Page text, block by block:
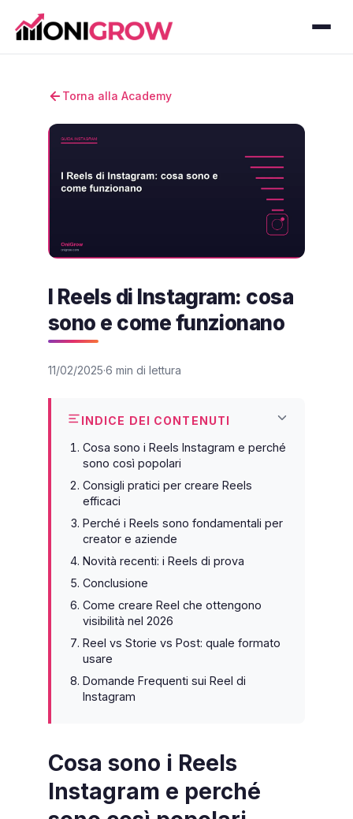
Torna alla Academy
I Reels di Instagram: cosa
sono e come funzionano
11/02/2025 6 min di lettura
INDICE DEI CONTENUTI
Cosa sono i Reels Instagram e perché
sono così popolari
Consigli pratici per creare Reels
efficaci
Perché i Reels sono fondamentali per
creator e aziende
Novità recenti: i Reels di prova
Conclusione
Come creare Reel che ottengono
visibilità nel 2026
Reel vs Storie vs Post: quale formato
usare
Domande Frequenti sui Reel di
Instagram
Cosa sono i Reels
Instagram e perché